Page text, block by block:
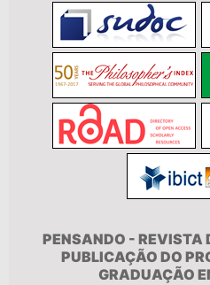
PENSANDO - REVISTA
PUBLICAÇÃO DO
GRADUAÇÃO